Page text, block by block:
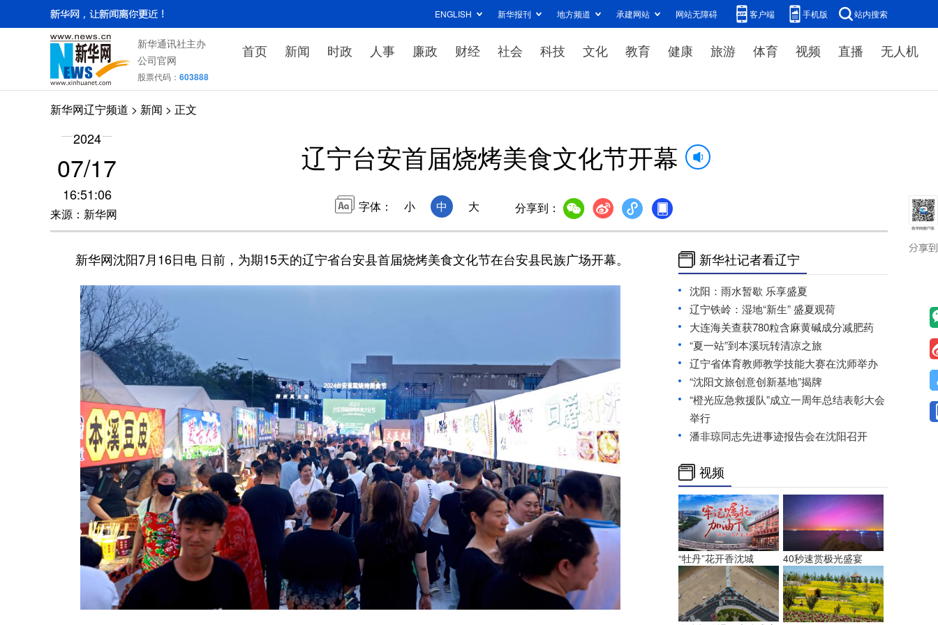
ENGLISH 新华报刊 地方频道 承建网站 网站无障碍 客户端 手机版 站内搜索
新华通讯社主办
公司官网
股票代码： 603888
首页 新闻 时政 人事 廉政 财经 社会 科技 文化 教育 健康 旅游 体育 视频 直播 无人机
新华网辽宁频道 > 新闻 > 正文
2024
07/17
16:51:06
来源：新华网
辽宁台安首届烧烤美食文化节开幕
字体： 小 中 大 分享到：
新华网沈阳7月16日电 日前，为期15天的辽宁省台安县首届烧烤美食文化节在台安县民族广场开幕。 新华社记者看辽宁
沈阳：雨水暂歇 乐享盛夏
辽宁铁岭：湿地“新生” 盛夏观荷
大连海关查获780粒含麻黄碱成分减肥药
“夏一站”到本溪玩转清凉之旅
辽宁省体育教师教学技能大赛在沈师举办
“沈阳文旅创意创新基地”揭牌
“橙光应急救援队”成立一周年总结表彰大会
举行
潘非琼同志先进事迹报告会在沈阳召开
视频
“牡丹”花开香沈城 40秒速赏极光盛宴